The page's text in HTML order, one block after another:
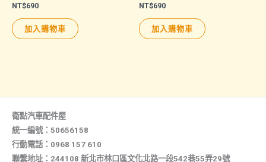
面
選
NT$690
加入購物車
NT$690
加入購物車
衛點汽車配件屋
統一編號：50656158
行動電話：0968 157 610
聯繫地址：244108 新北市林口區文化北路一段542巷55弄29號